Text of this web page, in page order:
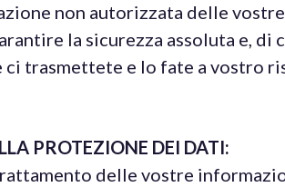
non autorizzata delle
la sicurezza assoluta e, di
trasmettete e lo fate a vostro
PROTEZIONE DEI DATI:
delle vostre